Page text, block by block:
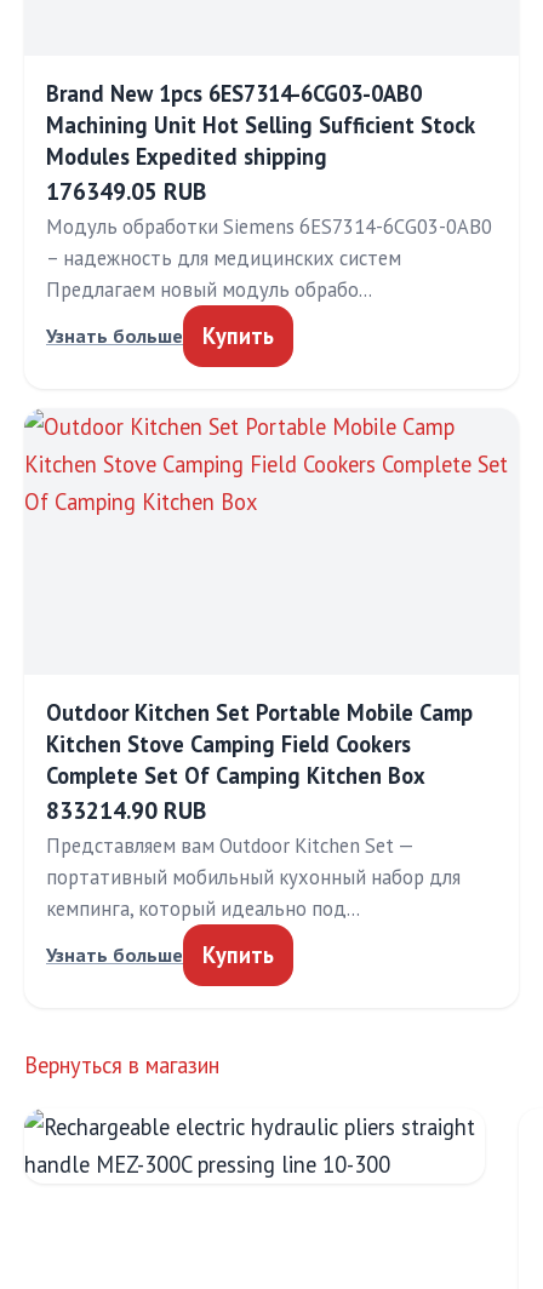
Brand New 1pcs 6ES7314-6CG03-0AB0
Machining Unit Hot Selling Sufficient Stock
Modules Expedited shipping
176349.05 RUB
Модуль обработки Siemens 6ES7314-6CG03-0AB0
– надежность для медицинских систем
Предлагаем новый модуль обрабо…
Узнать больше Купить
Outdoor Kitchen Set Portable Mobile Camp
Kitchen Stove Camping Field Cookers
Complete Set Of Camping Kitchen Box
833214.90 RUB
Представляем вам Outdoor Kitchen Set —
портативный мобильный кухонный набор для
кемпинга, который идеально под…
Узнать больше Купить
Вернуться в магазин